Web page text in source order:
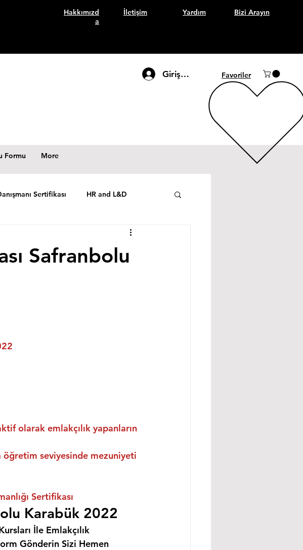
Hakkımızd
a
İletişim Yardım Bizi Arayın
Giriş Yap Favoriler
Formu More
Sertifikası HR and L&D
Safranbolu
olarak emlakçılık yapanların
öğretim seviyesinde mezuniyeti
Sertifikası
Karabük 2022
İle Emlakçılık
Gönderin Sizi Hemen